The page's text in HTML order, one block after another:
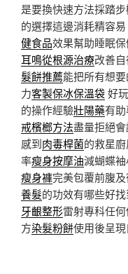
是要換快速方法採踏
的選擇這邊消耗精容
健食品效果幫助睡眠
耳鳴從根源治療改善
髮餅推薦能把所有想
力客製保冰保溫袋好
的操作經驗壯陽藥有
戒檳榔方法盡量拒絕
感到肉毒桿菌的救星
率瘦身按摩油減蝴蝶
瘦身褲完美包覆前腹
養髮的功效有哪些好
牙齦整形雷射專科任
方染髮粉餅使用後呈